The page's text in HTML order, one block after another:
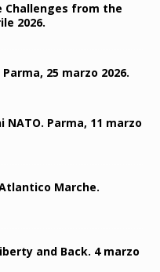
Challenges from the
2026.
25 marzo 2026.
NATO. Parma, 11 marzo
Marche.
and Back. 4 marzo